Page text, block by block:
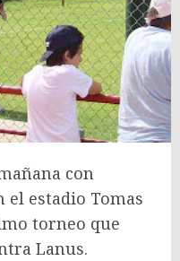
con
el estadio Tomas
torneo que
Lanus.